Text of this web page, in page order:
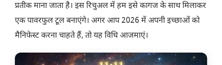
प्रतीक माना जाता है। इस रिचुअल में हम इसे कागज के साथ मिलाकर
एक पावरफुल टूल बनाएंगे। अगर आप 2026 में अपनी इच्छाओं को
मैनिफेस्ट करना चाहते हैं, तो यह विधि आजमाएं।